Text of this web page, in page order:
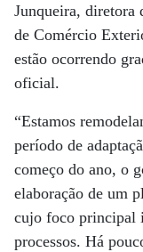
Junqueira, diretora
de Comércio
estão ocorrendo
oficial.
“Estamos
período de
começo do ano, o
elaboração de um
cujo foco principal
processos. Há